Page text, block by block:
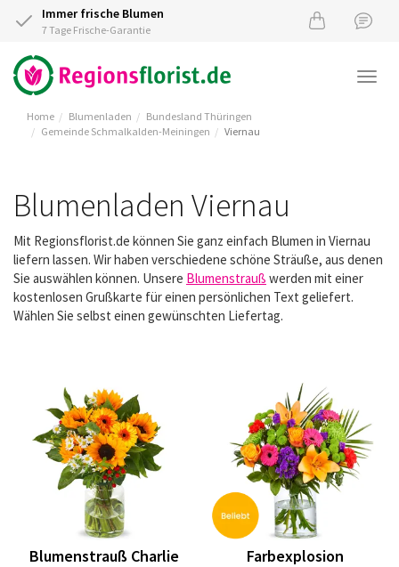
Immer frische Blumen
7 Tage Frische-Garantie
Home Blumenladen
Bundesland Thüringen
Gemeinde Schmalkalden-Meiningen
Viernau
Blumenladen Viernau
Mit Regionsflorist.de können Sie ganz einfach Blumen in Viernau
liefern lassen. Wir haben verschiedene schöne Sträuße, aus denen
Sie auswählen können. Unsere Blumenstrauß werden mit einer
kostenlosen Grußkarte für einen persönlichen Text geliefert.
Wählen Sie selbst einen gewünschten Liefertag.
Blumenstrauß Charlie
Farbexplosion